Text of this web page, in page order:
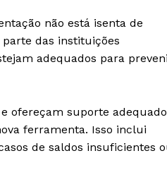
não está isenta de
das instituições
adequados para
e ofereçam suporte adequado
ferramenta. Isso inclui
de saldos insuficientes